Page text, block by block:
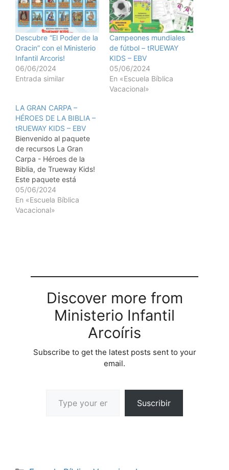
Descubre “El Poder de la
Oracin” con el Ministerio
Infantil Arcoris!
06/06/2024
Entrada similar
Campeones mundiales
de fútbol – tRUEWAY
KIDS – EBV
05/06/2024
En «Escuela Bíblica
Vacacional»
LA GRAN CARPA –
HÉROES DE LA BIBLIA –
tRUEWAY KIDS – EBV
Bienvenido al paquete
de recursos La Gran
Carpa - Héroes de la
Biblia, de Trueway Kids!
Este paquete está
diseñado para ayudarlo
a enseñar a los niños
sobre algunos de los
05/06/2024
En «Escuela Bíblica
Vacacional»
Discover more from
Ministerio Infantil
Arcoíris
Subscribe to get the latest posts sent to your
email.
Suscribir